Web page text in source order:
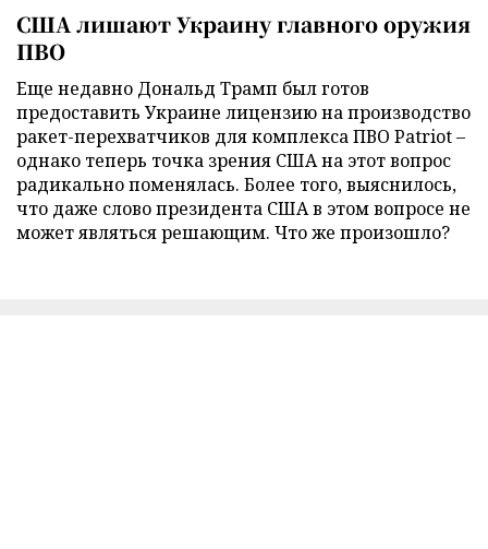
США лишают Украину главного оружия
ПВО
Еще недавно Дональд Трамп был готов
предоставить Украине лицензию на производство
ракет-перехватчиков для комплекса ПВО Patriot –
однако теперь точка зрения США на этот вопрос
радикально поменялась. Более того, выяснилось,
что даже слово президента США в этом вопросе не
может являться решающим. Что же произошло?